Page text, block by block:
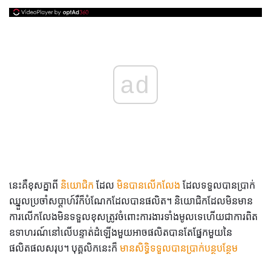
ad
នេះគឺខុសគ្នាពី និយោជិក ដែល មិនបានលើកលែង ដែលទទួលបានប្រាក់
ឈ្នួលប្រចាំសប្តាហ៍រឺក៏បំណែកដែលបានផលិត។ និយោជិកដែលមិនមាន
ការលើកលែងមិនទទួលខុសត្រូវចំពោះការងារទាំងមូលទេហើយជាការពិត
ឧទាហរណ៍នៅលើបន្ទាត់ដំឡើងមួយអាចផលិតបានតែផ្នែកមួយនៃ
ផលិតផលសរុប។ បុគ្គលិកនេះក៏ មានសិទ្ធិទទួលបានប្រាក់បន្ថបន្ថែម